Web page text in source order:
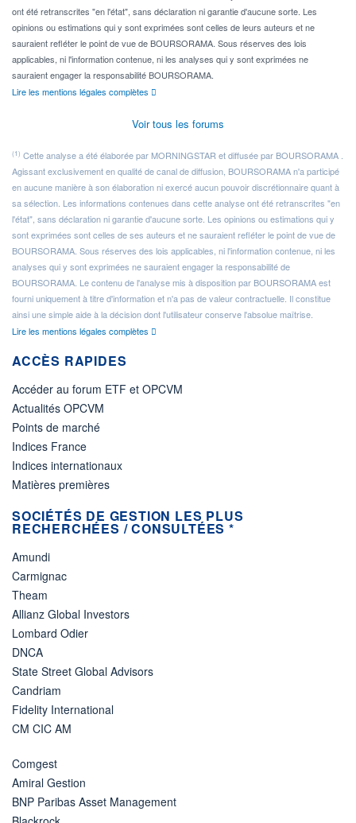
ont été retranscrites "en l'état", sans déclaration ni garantie d'aucune sorte. Les
opinions ou estimations qui y sont exprimées sont celles de leurs auteurs et ne
sauraient refléter le point de vue de BOURSORAMA. Sous réserves des lois
applicables, ni l'information contenue, ni les analyses qui y sont exprimées ne
sauraient engager la responsabilité BOURSORAMA.
Lire les mentions légales complètes
Voir tous les forums
(1) Cette analyse a été élaborée par MORNINGSTAR et diffusée par BOURSORAMA .
Agissant exclusivement en qualité de canal de diffusion, BOURSORAMA n'a participé
en aucune manière à son élaboration ni exercé aucun pouvoir discrétionnaire quant à
sa sélection. Les informations contenues dans cette analyse ont été retranscrites "en
l'état", sans déclaration ni garantie d'aucune sorte. Les opinions ou estimations qui y
sont exprimées sont celles de ses auteurs et ne sauraient refléter le point de vue de
BOURSORAMA. Sous réserves des lois applicables, ni l'information contenue, ni les
analyses qui y sont exprimées ne sauraient engager la responsabilité de
BOURSORAMA. Le contenu de l'analyse mis à disposition par BOURSORAMA est
fourni uniquement à titre d'information et n'a pas de valeur contractuelle. Il constitue
ainsi une simple aide à la décision dont l'utilisateur conserve l'absolue maîtrise.
Lire les mentions légales complètes
ACCÈS RAPIDES
Accéder au forum ETF et OPCVM
Actualités OPCVM
Points de marché
Indices France
Indices internationaux
Matières premières
SOCIÉTÉS DE GESTION LES PLUS
RECHERCHÉES / CONSULTÉES *
Amundi
Carmignac
Theam
Allianz Global Investors
Lombard Odier
DNCA
State Street Global Advisors
Candriam
Fidelity International
CM CIC AM
Comgest
Amiral Gestion
BNP Paribas Asset Management